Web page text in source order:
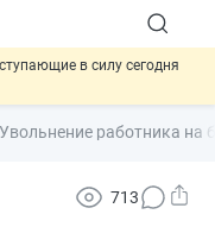
в силу сегодня
опасных товаров через
предлагают
Увольнение работника на
713